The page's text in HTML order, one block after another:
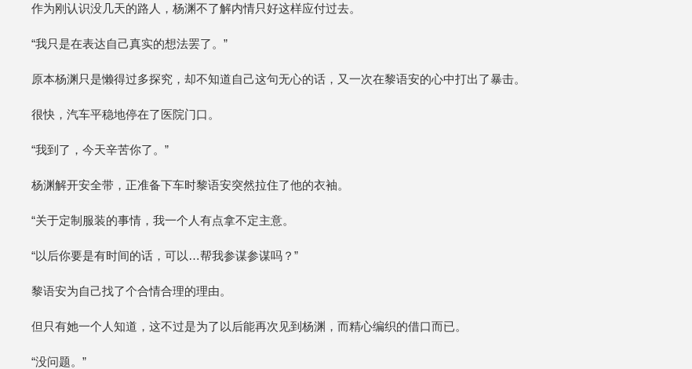
作为刚认识没几天的路人，杨渊不了解内情只好这样应付过去。
“我只是在表达自己真实的想法罢了。”
原本杨渊只是懒得过多探究，却不知道自己这句无心的话，又一次在黎语安的心中打出了暴击。
很快，汽车平稳地停在了医院门口。
“我到了，今天辛苦你了。”
杨渊解开安全带，正准备下车时黎语安突然拉住了他的衣袖。
“关于定制服装的事情，我一个人有点拿不定主意。
“以后你要是有时间的话，可以…帮我参谋参谋吗？”
黎语安为自己找了个合情合理的理由。
但只有她一个人知道，这不过是为了以后能再次见到杨渊，而精心编织的借口而已。
“没问题。”